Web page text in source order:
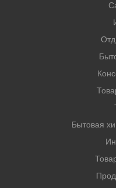
Бытовая